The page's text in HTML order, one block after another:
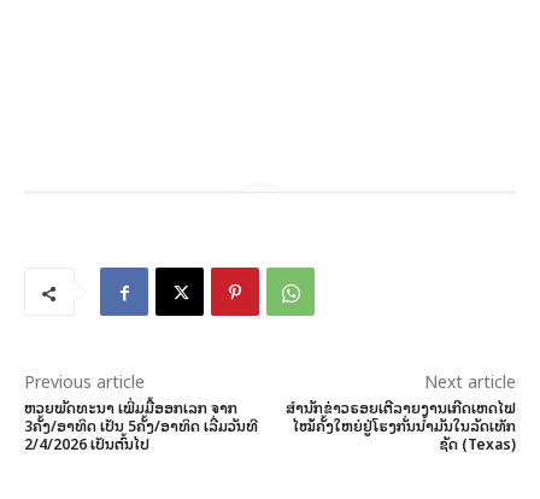
Previous article
ຫວຍພັດທະນາ ເພີ່ມມື້ອອກເລກ ຈາກ
3ຄັ້ງ/ອາທິດ ເປັນ 5ຄັ້ງ/ອາທິດ ເລີ່ມວັນທີ
2/4/2026 ເປັນຕົ້ນໄປ
Next article
ສຳນັກຂ່າວຣອຍເຕີລາຍງານເກີດເຫດໄຟ
ໄໝ້ຄັ້ງໃຫຍ່ຢູ່ໂຮງກັ່ນນ້ຳມັນໃນລັດເທັກ
ຊັດ (Texas)